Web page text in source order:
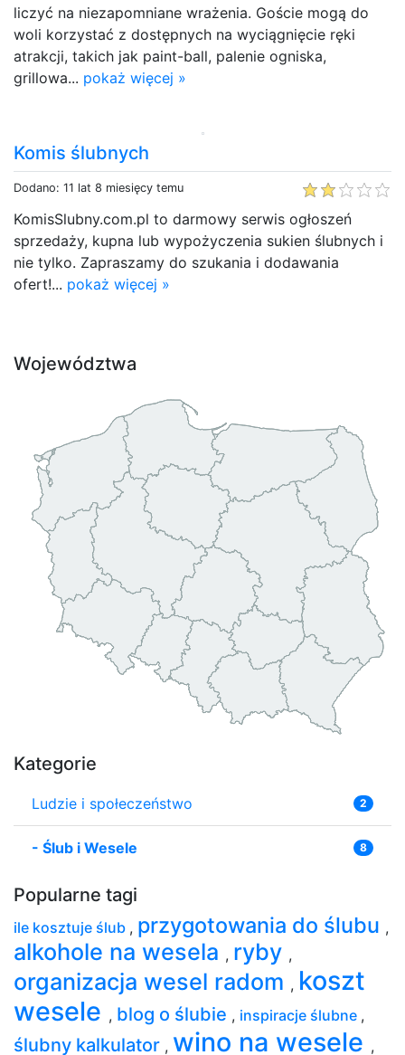
liczyć na niezapomniane wrażenia. Goście mogą do
woli korzystać z dostępnych na wyciągnięcie ręki
atrakcji, takich jak paint-ball, palenie ogniska,
grillowa... pokaż więcej »
Komis ślubnych
Dodano: 11 lat 8 miesięcy temu
KomisSlubny.com.pl to darmowy serwis ogłoszeń
sprzedaży, kupna lub wypożyczenia sukien ślubnych i
nie tylko. Zapraszamy do szukania i dodawania
ofert!... pokaż więcej »
Województwa
Kategorie
Ludzie i społeczeństwo 2
- Ślub i Wesele 8
Popularne tagi
ile kosztuje ślub , przygotowania do ślubu ,
alkohole na wesela , ryby ,
organizacja wesel radom , koszt
wesele , blog o ślubie , inspiracje ślubne ,
ślubny kalkulator , wino na wesele ,